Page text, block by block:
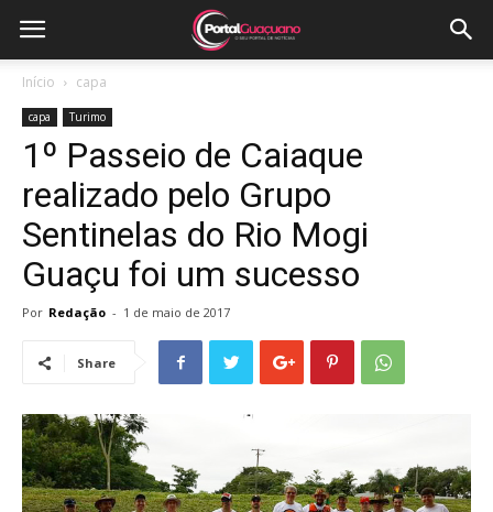
Início capa
capa Turimo
1º Passeio de Caiaque
realizado pelo Grupo
Sentinelas do Rio Mogi
Guaçu foi um sucesso
Por Redação - 1 de maio de 2017
Share